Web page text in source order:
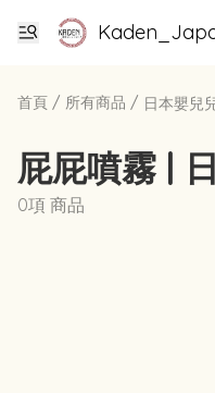
首頁 / 所有商品 / 日本嬰兒
屁屁噴霧 |
0項 商品